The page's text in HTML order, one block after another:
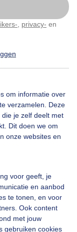
privacy- en
om informatie over
verzamelen. Deze
je zelf deelt met
Dit doen we om
onze websites en
voor geeft, je
en aanbod
te tonen, en voor
Ook content
met jouw
gebruiken cookies